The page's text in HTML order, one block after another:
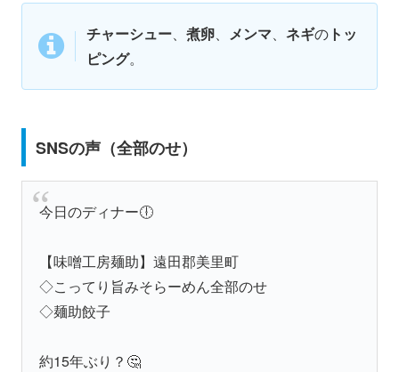
チャーシュー、 煮卵、 メンマ、 ネギの トッ
ピング。
SNSの声（全部のせ）
今日のディナー🕕
【味噌工房麺助】遠田郡美里町
◇こってり旨みそらーめん全部のせ
◇麺助餃子
約15年ぶり？🤔